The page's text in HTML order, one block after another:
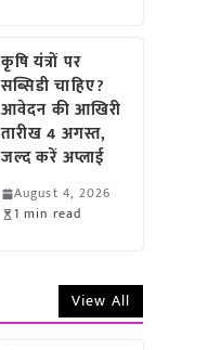
कृषि यंत्रों पर
सब्सिडी चाहिए?
आवेदन की आखिरी
तारीख 4 अगस्त,
जल्द करें अप्लाई
August 4, 2026
1 min read
View All